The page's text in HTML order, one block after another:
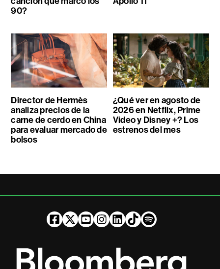
90?
Director de Hermès
analiza precios de la
carne de cerdo en China
para evaluar mercado de
bolsos
¿Qué ver en agosto de
2026 en Netflix, Prime
Video y Disney +? Los
estrenos del mes